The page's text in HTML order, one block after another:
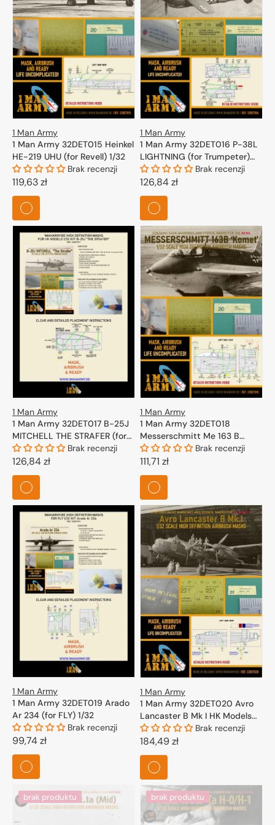
1 Man Army
1 Man Army 32DET015 Heinkel
HE-219 UHU (for Revell) 1/32
Brak recenzji
Cena
regularna
119,63 zł
1 Man Army
1 Man Army 32DET016 P-38L
LIGHTNING (for Trumpeter)
1/32
Brak recenzji
Cena
regularna
126,84 zł
1 Man Army
1 Man Army 32DET017 B-25J
MITCHELL THE STRAFER (for
HK-Models) 1/32Brak recenzji
Cena
regularna
126,84 zł
1 Man Army
1 Man Army 32DET018
Messerschmitt Me 163 B
Komet (for Meng) 1/32
Brak recenzji
Cena
regularna
111,71 zł
1 Man Army
1 Man Army 32DET019 Arado
Ar 234 (for FLY) 1/32
Brak recenzji
Cena
regularna
99,74 zł
1 Man Army
1 Man Army 32DET020 Avro
Lancaster B Mk I HK Models
1/32
Brak recenzji
Cena
regularna
184,49 zł
brak produktu brak produktu